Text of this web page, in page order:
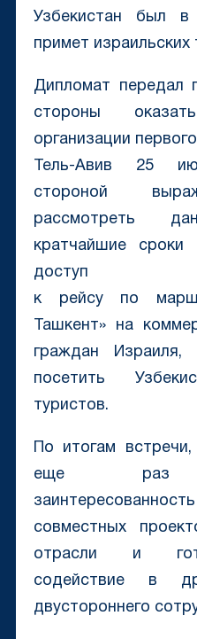
Узбекистан был
примет израильских
Дипломат передал
стороны
организации
Тель-Авив 25
стороной
рассмотреть
кратчайшие
доступ
к рейсу по
Ташкент» на
граждан Израиля,
посетить
туристов.
По итогам встречи,
еще раз
совместных
отрасли и
содействие в
двустороннего